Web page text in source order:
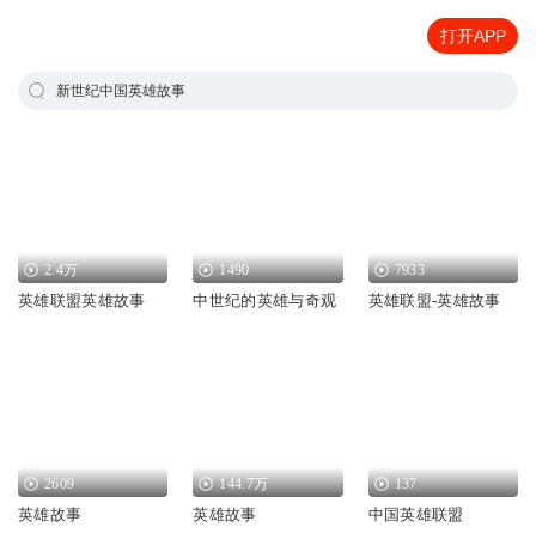
打开APP
新世纪中国英雄故事
2.4万
英雄联盟英雄故事
1490
中世纪的英雄与奇观
7933
英雄联盟-英雄故事
2609
英雄故事
144.7万
英雄故事
137
中国英雄联盟